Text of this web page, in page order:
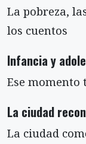
La pobreza,
los cuentos
Infancia y
Ese
La ciudad
La ciudad